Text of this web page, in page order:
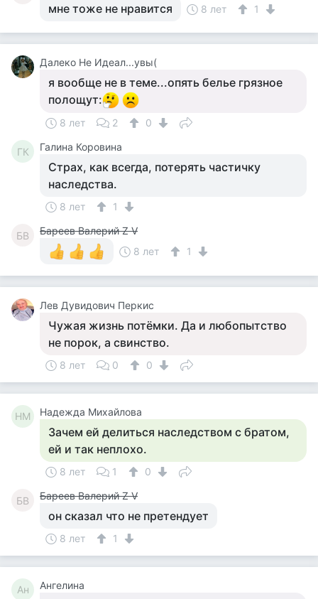
мне тоже не нравится 8 лет 1
Далеко Не Идеал...увы(
я вообще не в теме...опять белье грязное
полощут:
8 лет 2 0
ГК Галина Коровина
Страх, как всегда, потерять частичку
наследства.
8 лет 1
БВ
Бареев Валерий Z V
8 лет
1
Лев Дувидович Перкис
Чужая жизнь потёмки. Да и любопытство
не порок, а свинство.
8 лет 0 0
НМ Надежда Михайлова
Зачем ей делиться наследством с братом,
ей и так неплохо.
8 лет 1 0
БВ Бареев Валерий Z V
он сказал что не претендует
8 лет 1
Ан Ангелина